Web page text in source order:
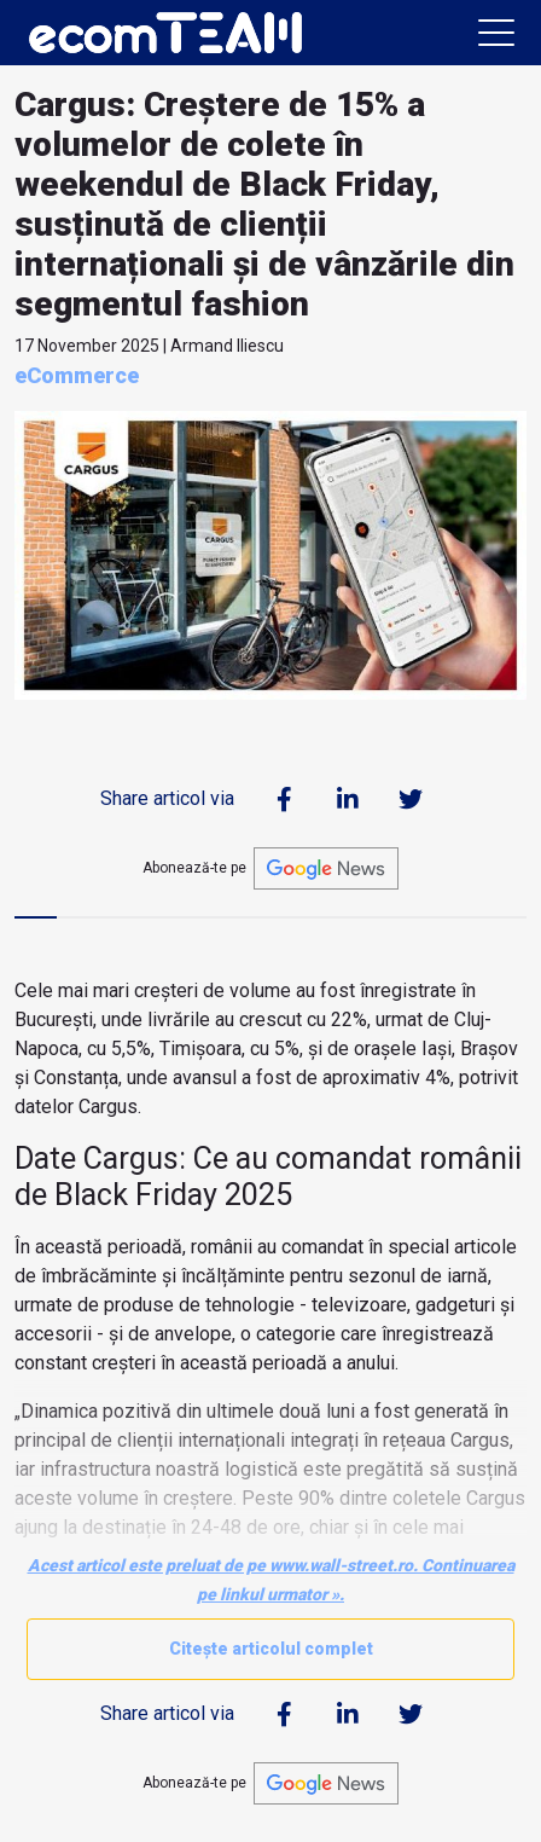
Cargus: Creștere de 15% a
volumelor de colete în
weekendul de Black Friday,
susținută de clienții
internaționali și de vânzările din
segmentul fashion
17 November 2025 | Armand Iliescu
eCommerce
Share articol via
Abonează-te pe
Cele mai mari creșteri de volume au fost înregistrate în
București, unde livrările au crescut cu 22%, urmat de Cluj-
Napoca, cu 5,5%, Timișoara, cu 5%, și de orașele Iași, Brașov
și Constanța, unde avansul a fost de aproximativ 4%, potrivit
datelor Cargus.
Date Cargus: Ce au comandat românii
de Black Friday 2025
În această perioadă, românii au comandat în special articole
de îmbrăcăminte și încălțăminte pentru sezonul de iarnă,
urmate de produse de tehnologie - televizoare, gadgeturi și
accesorii - și de anvelope, o categorie care înregistrează
constant creșteri în această perioadă a anului.
„Dinamica pozitivă din ultimele două luni a fost generată în
principal de clienții internaționali integrați în rețeaua Cargus,
iar infrastructura noastră logistică este pregătită să susțină
aceste volume în creștere. Peste 90% dintre coletele Cargus
ajung la destinație în 24-48 de ore, chiar și în cele mai
aglomerate perioade”, subliniază
Belgin Bactali, CEO
Acest articol este preluat de pe www.wall-street.ro. Continuarea
pe linkul urmator ».
Citește articolul complet
Share articol via
Abonează-te pe